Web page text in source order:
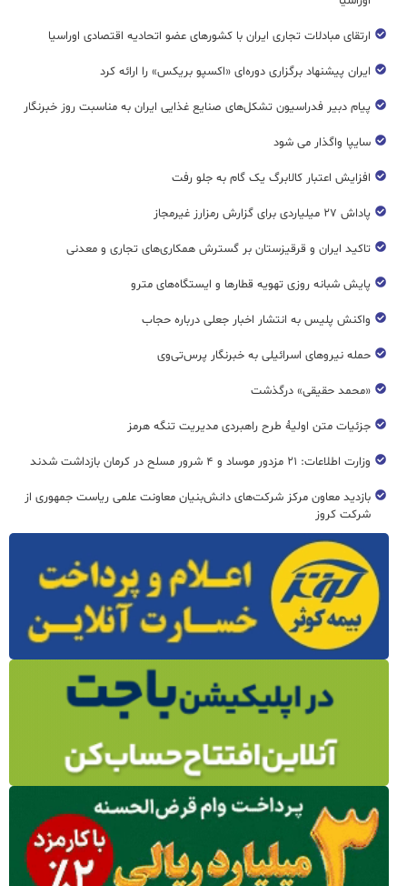
ارتقای مبادلات تجاری ایران با کشورهای عضو اتحادیه اقتصادی اوراسیا
ایران پیشنهاد برگزاری دوره‌ای «اکسپو بریکس» را ارائه کرد
پیام دبیر فدراسیون تشکل‌های صنایع غذایی ایران به مناسبت روز خبرنگار
سایپا واگذار می شود
افزایش اعتبار کالابرگ یک گام به جلو رفت
پاداش ۲۷ میلیاردی برای گزارش رمزارز غیرمجاز
تاکید ایران و قرقیزستان بر گسترش همکاری‌های تجاری و معدنی
پایش شبانه روزی تهویه قطار‌ها و ایستگاه‌های مترو
واکنش پلیس به انتشار اخبار جعلی درباره حجاب
حمله نیروهای اسرائیلی به خبرنگار پرس‌تی‌وی
«محمد حقیقی» درگذشت
جزئیات متن اولیۀ طرح راهبردی مدیریت تنگه هرمز
وزارت اطلاعات: ۲۱ مزدور موساد و ۴ شرور مسلح در کرمان بازداشت شدند
بازدید معاون مرکز شرکت‌های دانش‌بنیان معاونت علمی ریاست جمهوری از
شرکت کروز